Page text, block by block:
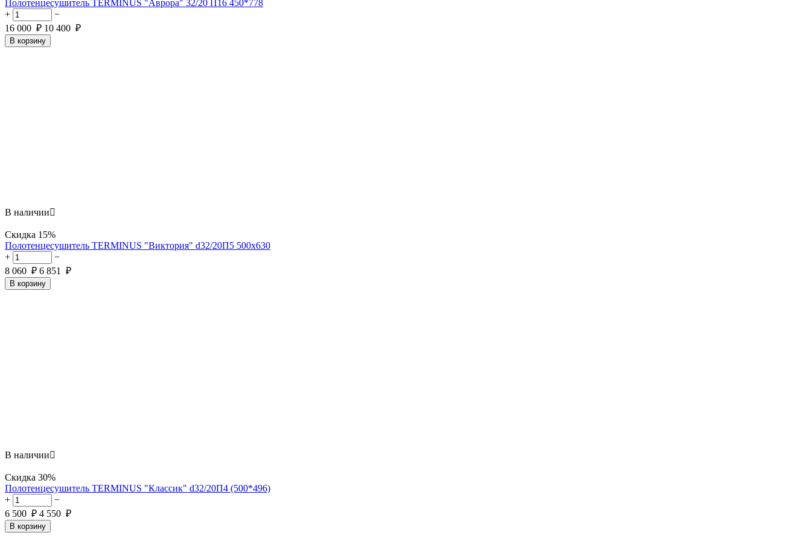
Полотенцесушитель TERMINUS "Аврора" 32/20 П16 450*778
+
−
16 000 ₽ 10 400 ₽
В корзину
В наличии
Скидка 15%
Полотенцесушитель TERMINUS "Виктория" d32/20П5 500х630
+
−
8 060 ₽ 6 851 ₽
В корзину
В наличии
Скидка 30%
Полотенцесушитель TERMINUS "Классик" d32/20П4 (500*496)
+
−
6 500 ₽ 4 550 ₽
В корзину